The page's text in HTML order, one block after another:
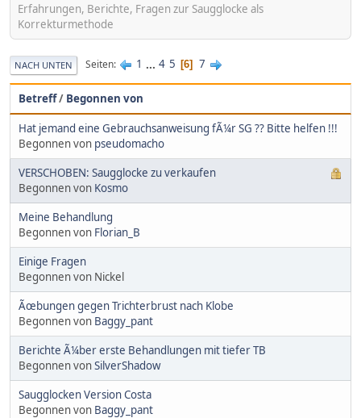
Erfahrungen, Berichte, Fragen zur Saugglocke als
Korrekturmethode
NACH UNTEN Seiten 1 ... 4 5 6 7
Betreff/ Begonnen von
Hat jemand eine Gebrauchsanweisung fÃ¼r SG ?? Bitte helfen !!!
Begonnen von pseudomacho
VERSCHOBEN: Saugglocke zu verkaufen
Begonnen von Kosmo
Meine Behandlung
Begonnen von Florian_B
Einige Fragen
Begonnen von Nickel
Ãœbungen gegen Trichterbrust nach Klobe
Begonnen von Baggy_pant
Berichte Ã¼ber erste Behandlungen mit tiefer TB
Begonnen vonSilverShadow
Saugglocken Version Costa
Begonnen von Baggy_pant